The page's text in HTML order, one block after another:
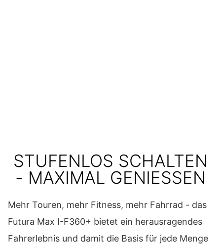
STUFENLOS SCHALTEN
- MAXIMAL GENIESSEN
Mehr Touren, mehr Fitness, mehr Fahrrad - das
Futura Max I-F360+ bietet ein herausragendes
Fahrerlebnis und damit die Basis für jede Menge